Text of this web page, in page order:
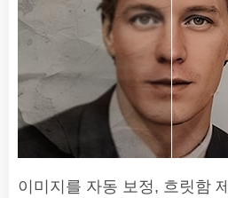
이미지를 자동 보정, 흐릿함